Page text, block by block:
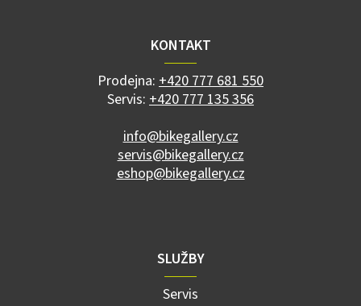
KONTAKT
Prodejna: +420 777 681 550
Servis: +420 777 135 356
info@bikegallery.cz
servis@bikegallery.cz
eshop@bikegallery.cz
SLUŽBY
Servis